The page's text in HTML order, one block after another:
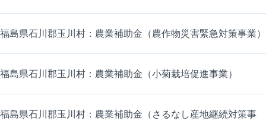
福島県石川郡玉川村：農業補助金（農作物災害緊急対策事業）
福島県石川郡玉川村：農業補助金（小菊栽培促進事業）
福島県石川郡玉川村：農業補助金（さるなし産地継続対策事